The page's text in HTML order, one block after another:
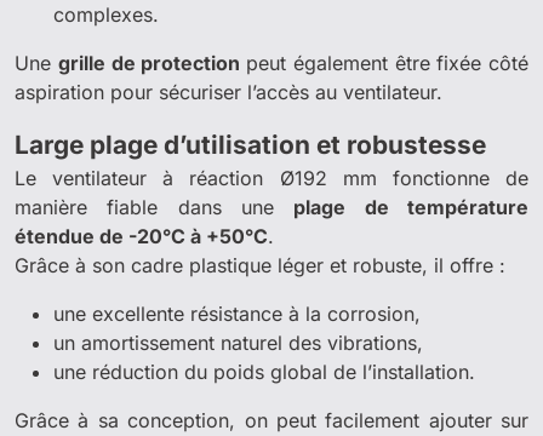
complexes.
Une grille de protection peut également être fixée côté
aspiration pour sécuriser l’accès au ventilateur.
Large plage d’utilisation et robustesse
Le ventilateur à réaction Ø192 mm fonctionne de
manière fiable dans une plage de température
étendue de -20°C à +50°C.
Grâce à son cadre plastique léger et robuste, il offre :
une excellente résistance à la corrosion,
un amortissement naturel des vibrations,
une réduction du poids global de l’installation.
Grâce à sa conception, on peut facilement ajouter sur